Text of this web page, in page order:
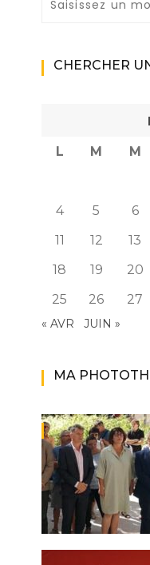
CHERCHER
L M M
4
5 6
11 12 13
18
19 20
25
26 27
« AVR JUIN »
MA